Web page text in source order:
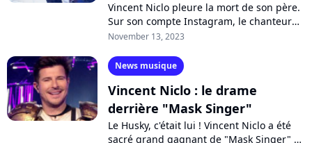
Vincent Niclo pleure la mort de son père.
Sur son compte Instagram, le chanteur
annonce le décès de celui qu'il
November 13, 2023
News musique
Vincent Niclo : le drame
derrière "Mask Singer"
Le Husky, c'était lui ! Vincent Niclo a été
sacré grand gagnant de "Mask Singer" à